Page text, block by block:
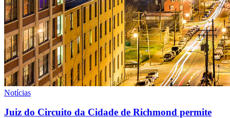
Notícias
Juiz do Circuito da Cidade de Richmond permite